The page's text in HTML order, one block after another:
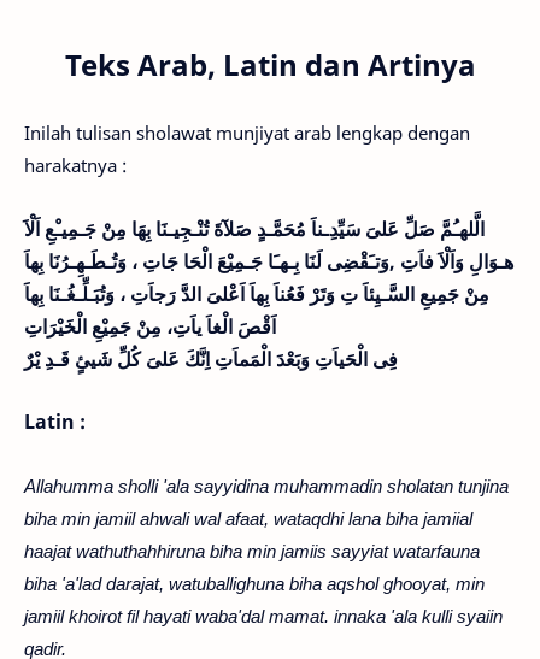
Teks Arab, Latin dan Artinya
Inilah tulisan sholawat munjiyat arab lengkap dengan
harakatnya :
الَّلهـُمَّ صَلِّ عَلىَ سَيِّدِـناَ مُحَمَّـدٍ صَلآةَ تُنْـجِيـنَا بِهَا مِنْ جَـمِيـْعِ اَلْاَ
هـوَالِ وَاَلْاَ فاَتِ ,وَتـَقْضِى لَنَا بِـهـَا جَـمِيْعَ الْحَا جَاتِ ، وَتُـطَـهِـرُنَا بِهاَ
مِنْ جَمِيعِ السَّـيِئاَ تِ وَتَرْ فَعُناَ بِهاَ اَعْلىَ الدَّ رَجاَتِ ، وَتُبَـلِّـغُـنَا بِهاَ
فِى الْحَياَتِ وَبَعْدَ الْمَماَتِ اِنَّكَ عَلىَ كُلِّ شَيئٍ قَـدِ يْرٌ
Latin :
Allahumma sholli 'ala sayyidina muhammadin sholatan tunjina
biha min jamiil ahwali wal afaat, wataqdhi lana biha jamiial
haajat wathuthahhiruna biha min jamiis sayyiat watarfauna
biha 'a'lad darajat, watuballighuna biha aqshol ghooyat, min
jamiil khoirot fil hayati waba'dal mamat. innaka 'ala kulli syaiin
qadir.